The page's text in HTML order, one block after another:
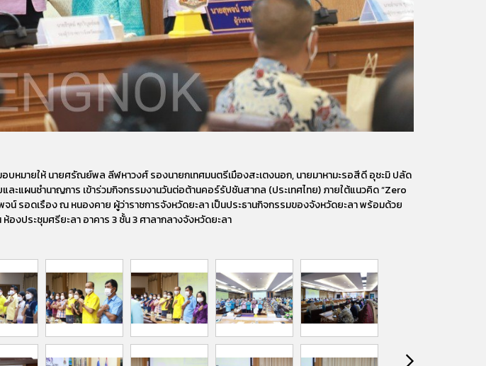
บหมายให้ นายศรัณย์พล ลีฬหาวงศ์ รองนายกเทศมนตรีเมืองสะเตงนอก, นายมาหามะรอสีดี อุชะมิ ปลัด
ะแผนชำนาญการ เข้าร่วมกิจกรรมงานวันต่อต้านคอร์รัปชันสากล (ประเทศไทย) ภายใต้แนวคิด “Zero
รอดเรือง ณ หนองคาย ผู้ว่าราชการจังหวัดยะลา เป็นประธานกิจกรรมของจังหวัดยะลา พร้อมด้วย
องประชุมศรียะลา อาคาร 3 ชั้น 3 ศาลากลางจังหวัดยะลา